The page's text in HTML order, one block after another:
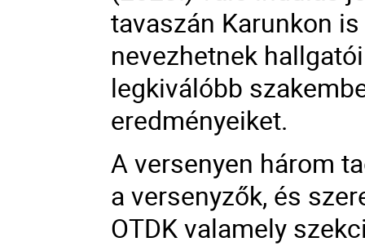
tavaszán Karunkon
nevezhetnek
legkiválóbb
eredményeiket.
A versenyen három
a versenyzők, és
OTDK valamely